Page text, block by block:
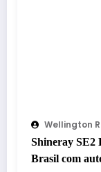
Wellington
Shineray SE2
Brasil com